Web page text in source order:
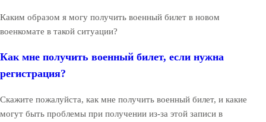
Каким образом я могу получить военный билет в новом
военкомате в такой ситуации?
Как мне получить военный билет, если нужна
регистрация?
Скажите пожалуйста, как мне получить военный билет, и какие
могут быть проблемы при получении из-за этой записи в